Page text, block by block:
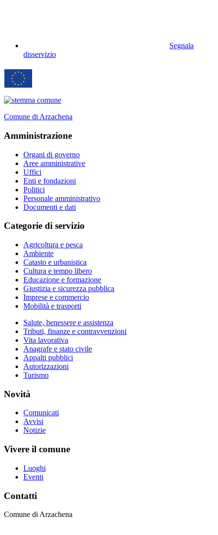
Segnala
disservizio
Comune di Arzachena
Amministrazione
Organi di governo
Aree amministrative
Uffici
Enti e fondazioni
Politici
Personale amministrativo
Documenti e dati
Categorie di servizio
Agricoltura e pesca
Ambiente
Catasto e urbanistica
Cultura e tempo libero
Educazione e formazione
Giustizia e sicurezza pubblica
Imprese e commercio
Mobilità e trasporti
Salute, benessere e assistenza
Tributi, finanze e contravvenzioni
Vita lavorativa
Anagrafe e stato civile
Appalti pubblici
Autorizzazioni
Turismo
Novità
Comunicati
Avvisi
Notizie
Vivere il comune
Luoghi
Eventi
Contatti
Comune di Arzachena